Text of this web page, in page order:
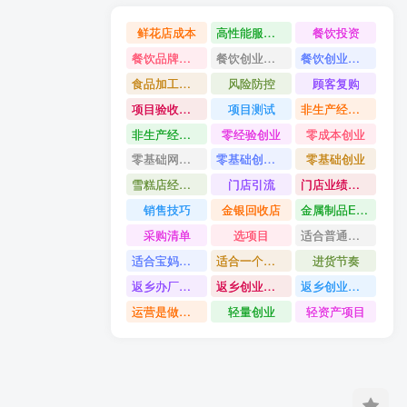
鲜花店成本 高性能服务器配置教程
餐饮投资
餐饮品牌打造
餐饮创业避坑
餐饮创业故事
食品加工创业
风险防控
顾客复购
项目验收资料
项目测试
非生产经营用固定资产是什么
非生产经营用固定资产分类
零经验创业
零成本创业
零基础网上开店
零基础创业指南
零基础创业
雪糕店经营技巧
门店引流
门店业绩提升方法
销售技巧
金银回收店
金属制品ERP系统
采购清单
选项目
适合普通人的创业
适合宝妈创业项目
适合一个人做的小生意
进货节奏
返乡办厂项目
返乡创业项目
返乡创业做什么好
运营是做什么
轻量创业 轻资产项目